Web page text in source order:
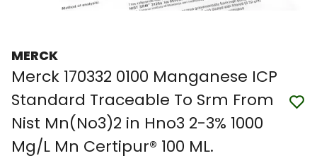
MERCK
Merck 170332 0100 Manganese ICP
Standard Traceable To Srm From
Nist Mn(No3)2 in Hno3 2-3% 1000
Mg/L Mn Certipur® 100 ML.